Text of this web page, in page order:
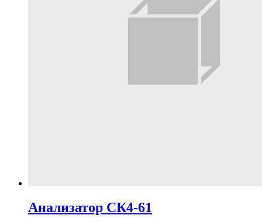
Анализатор СК4-61